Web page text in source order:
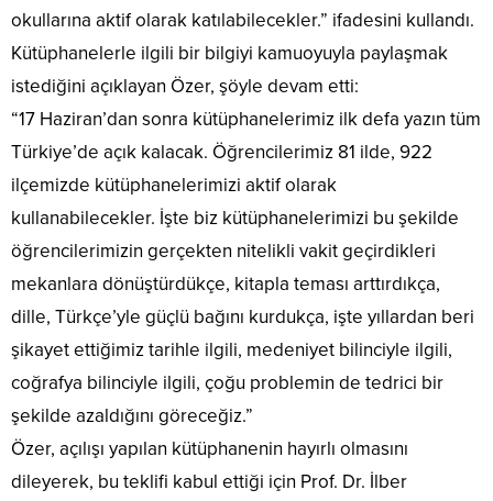
okullarına aktif olarak katılabilecekler.” ifadesini kullandı.
Kütüphanelerle ilgili bir bilgiyi kamuoyuyla paylaşmak
istediğini açıklayan Özer, şöyle devam etti:
“17 Haziran’dan sonra kütüphanelerimiz ilk defa yazın tüm
Türkiye’de açık kalacak. Öğrencilerimiz 81 ilde, 922
ilçemizde kütüphanelerimizi aktif olarak
kullanabilecekler. İşte biz kütüphanelerimizi bu şekilde
öğrencilerimizin gerçekten nitelikli vakit geçirdikleri
mekanlara dönüştürdükçe, kitapla teması arttırdıkça,
dille, Türkçe’yle güçlü bağını kurdukça, işte yıllardan beri
şikayet ettiğimiz tarihle ilgili, medeniyet bilinciyle ilgili,
coğrafya bilinciyle ilgili, çoğu problemin de tedrici bir
şekilde azaldığını göreceğiz.”
Özer, açılışı yapılan kütüphanenin hayırlı olmasını
dileyerek, bu teklifi kabul ettiği için Prof. Dr. İlber